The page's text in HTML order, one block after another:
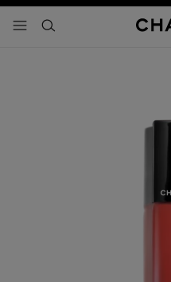
- navegación principal
buscar